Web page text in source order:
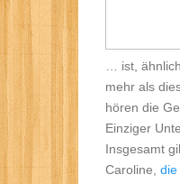
… ist,
mehr als
hören die
Einziger
Insgesamt
Caroline, die